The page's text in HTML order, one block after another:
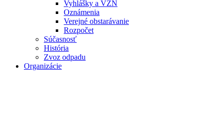
Vyhlášky a VZN
Oznámenia
Verejné obstarávanie
Rozpočet
Súčasnosť
História
Zvoz odpadu
Organizácie